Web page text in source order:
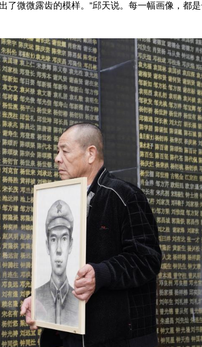
了微微露齿的模样。”邱天说。每一幅画像，都